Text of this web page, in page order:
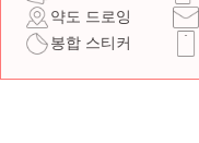
약도 드로잉
봉합 스티커